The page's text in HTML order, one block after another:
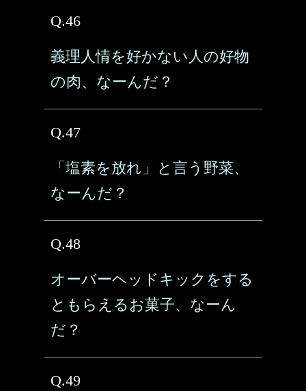
Q.46
義理人情を好かない人の好物
の肉、なーんだ？
Q.47
「塩素を放れ」と言う野菜、
なーんだ？
Q.48
オーバーヘッドキックをする
ともらえるお菓子、なーん
だ？
Q.49